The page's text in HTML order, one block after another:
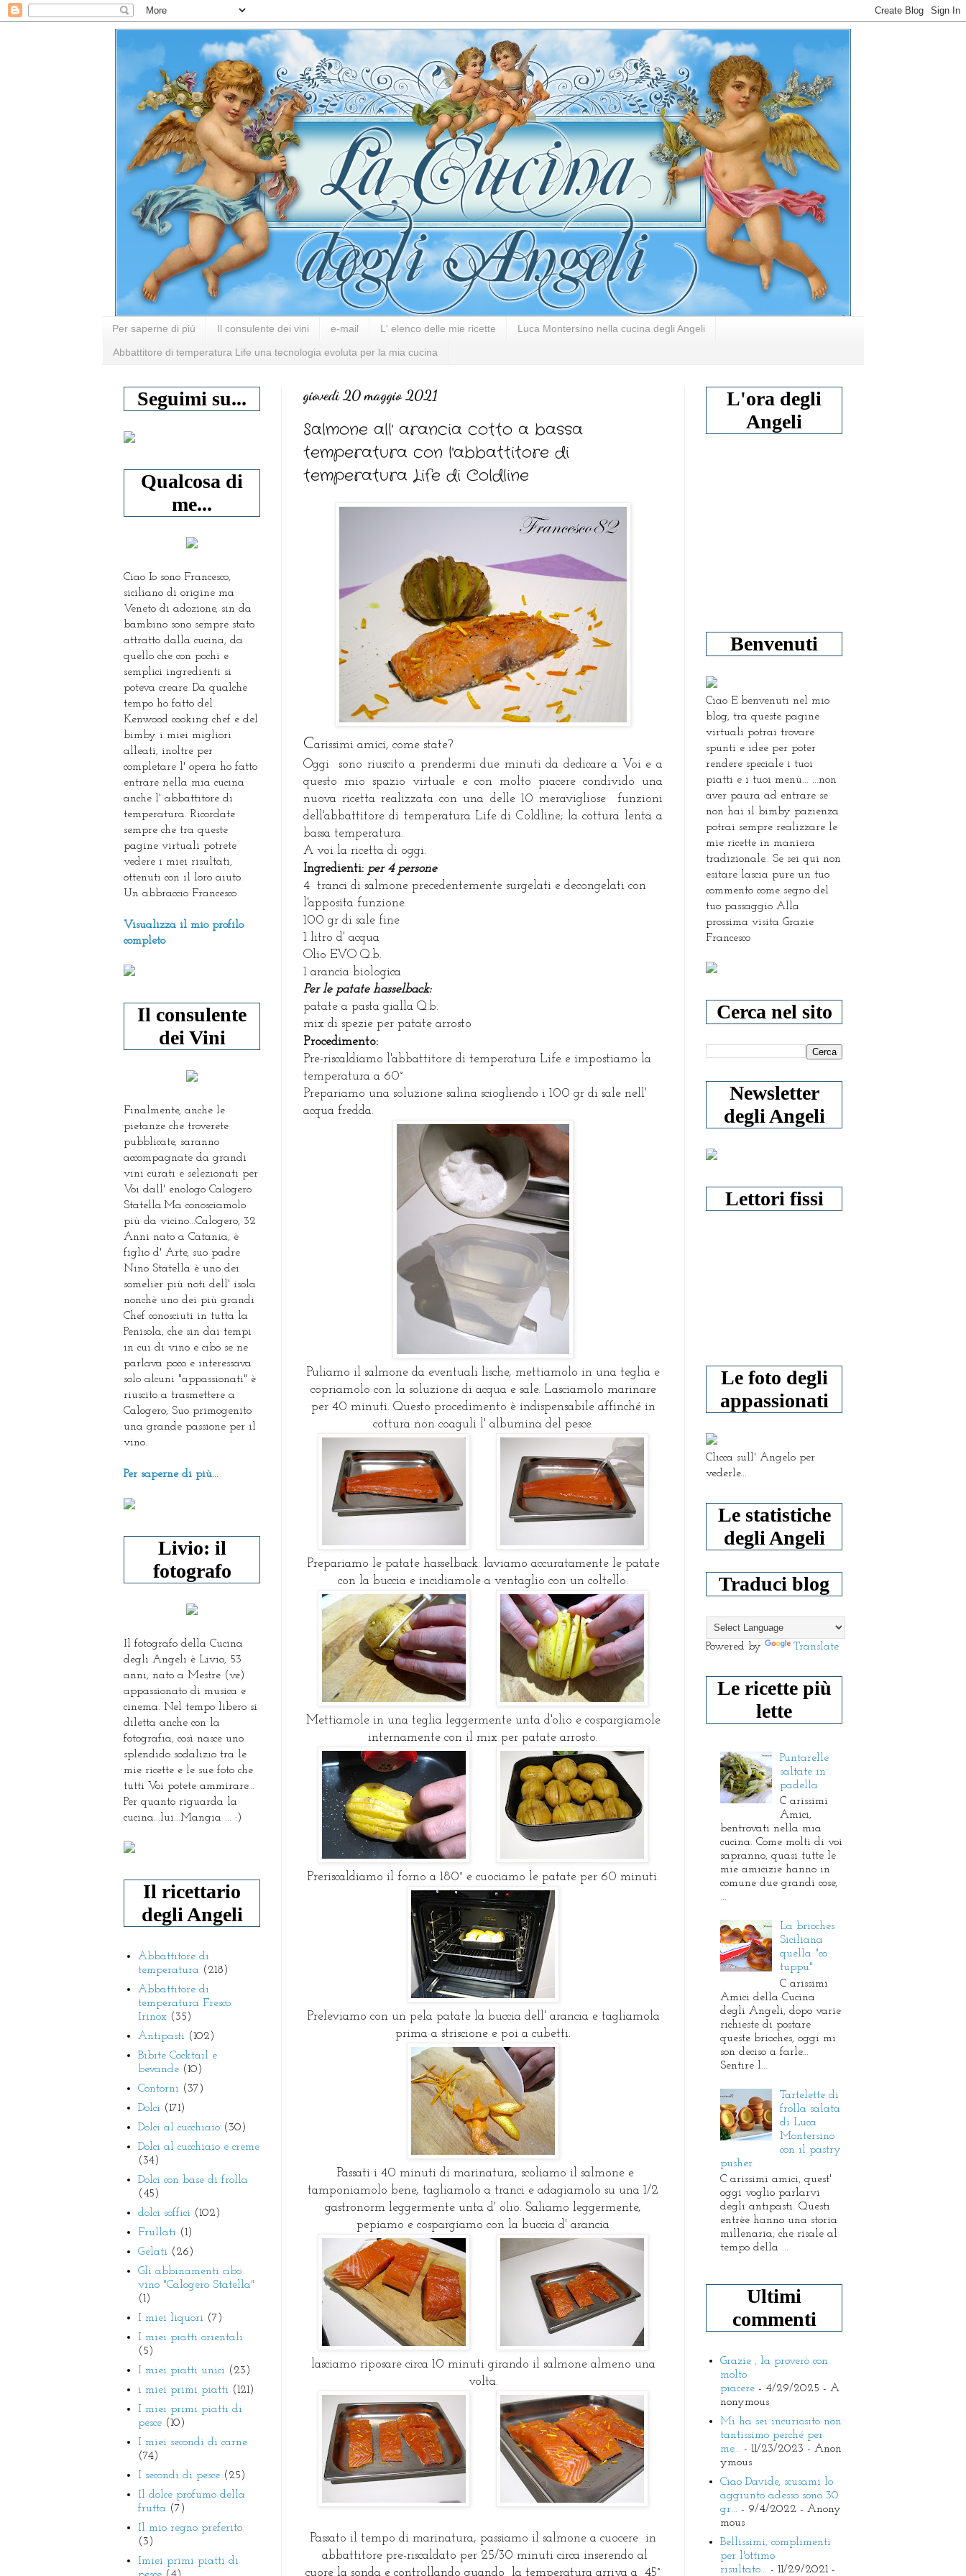
Per saperne di più Il consulente dei vini e-mail L' elenco delle mie ricette Luca Montersino nella cucina degli Angeli
Abbattitore di temperatura Life una tecnologia evoluta per la mia cucina
giovedì 20 maggio 2021
Salmone all' arancia cotto a bassa
temperatura con l'abbattitore di
temperatura Life di Coldline
Carissimi amici, come state?
Oggi sono riuscito a prendermi due minuti da dedicare a Voi e a
questo mio spazio virtuale e con molto piacere condivido una
nuova ricetta realizzata con una delle 10 meravigliose funzioni
dell'abbattitore di temperatura Life di Coldline; la cottura lenta a
bassa temperatura.
A voi la ricetta di oggi.
Ingredienti: per 4 persone
4 tranci di salmone precedentemente surgelati e decongelati con
l'apposita funzione.
100 gr di sale fine
1 litro d' acqua
Olio EVO Q.b.
1 arancia biologica
Per le patate hasselback:
patate a pasta gialla Q.b.
mix di spezie per patate arrosto
Procedimento:
Pre-riscaldiamo l'abbattitore di temperatura Life e impostiamo la
temperatura a 60°
Prepariamo una soluzione salina sciogliendo i 100 gr di sale nell'
acqua fredda.
Puliamo il salmone da eventuali lische, mettiamolo in una teglia e
copriamolo con la soluzione di acqua e sale. Lasciamolo marinare
per 40 minuti. Questo procedimento è indispensabile affinché in
cottura non coaguli l' albumina del pesce.
Prepariamo le patate hasselback: laviamo accuratamente le patate
con la buccia e incidiamole a ventaglio con un coltello.
Mettiamole in una teglia leggermente unta d'olio e cospargiamole
internamente con il mix per patate arrosto.
Preriscaldiamo il forno a 180° e cuociamo le patate per 60 minuti.
Preleviamo con un pela patate la buccia dell' arancia e tagliamola
prima a striscione e poi a cubetti.
Passati i 40 minuti di marinatura, scoliamo il salmone e
tamponiamolo bene, tagliamolo a tranci e adagiamolo su una 1/2
gastronorm leggermente unta d' olio. Saliamo leggermente,
pepiamo e cospargiamo con la buccia d' arancia
lasciamo riposare circa 10 minuti girando il salmone almeno una
volta.
Passato il tempo di marinatura, passiamo il salmone a cuocere in
abbattitore pre-riscaldato per 25/30 minuti circa inserendo al
cuore la sonda e controllando quando la temperatura arriva a 45°
Seguimi su...
Qualcosa di
me...
Ciao Io sono Francesco,
siciliano di origine ma
Veneto di adozione, sin da
bambino sono sempre stato
attratto dalla cucina, da
quello che con pochi e
semplici ingredienti si
poteva creare. Da qualche
tempo ho fatto del
Kenwood cooking chef e del
bimby i miei migliori
alleati, inoltre per
completare l' opera ho fatto
entrare nella mia cucina
anche l' abbattitore di
temperatura. Ricordate
sempre che tra queste
pagine virtuali potrete
vedere i miei risultati,
ottenuti con il loro aiuto.
Un abbraccio Francesco
Visualizza il mio profilo
completo
Il consulente
dei Vini
Finalmente, anche le
pietanze che troverete
pubblicate, saranno
accompagnate da grandi
vini curati e selezionati per
Voi dall' enologo Calogero
Statella.Ma conosciamolo
più da vicino...Calogero, 32
Anni nato a Catania, è
figlio d' Arte, suo padre
Nino Statella è uno dei
somelier più noti dell' isola
nonchè uno dei più grandi
Chef conosciuti in tutta la
Penisola, che sin dai tempi
in cui di vino e cibo se ne
parlava poco e interessava
solo alcuni "appassionati" è
riuscito a trasmettere a
Calogero, Suo primogenito
una grande passione per il
vino.
Per saperne di più...
Livio: il
fotografo
Il fotografo della Cucina
degli Angeli è Livio, 53
anni, nato a Mestre (ve)
appassionato di musica e
cinema. Nel tempo libero si
diletta anche con la
fotografia, così nasce uno
splendido sodalizio tra le
mie ricette e le sue foto che
tutti Voi potete ammirare...
Per quanto riguarda la
cucina...lui...Mangia ... :)
Il ricettario
degli Angeli
Abbattitore di
temperatura (218)
Abbattitore di
temperatura Fresco
Irinox (35)
Antipasti (102)
Bibite Cocktail e
bevande (10)
Contorni (37)
Dolci (171)
Dolci al cucchiaio (30)
Dolci al cucchiaio e creme
(34)
Dolci con base di frolla
(45)
dolci soffici (102)
Frullati (1)
Gelati (26)
Gli abbinamenti cibo
vino "Calogero Statella"
(1)
I miei liquori (7)
I miei piatti orientali
(5)
I miei piatti unici (23)
i miei primi piatti (121)
I miei primi piatti di
pesce (10)
I miei secondi di carne
(74)
I secondi di pesce (25)
Il dolce profumo della
frutta (7)
Il mio regno preferito
(3)
Imiei primi piatti di
L'ora degli
Angeli
Benvenuti
Ciao E benvenuti nel mio
blog, tra queste pagine
virtuali potrai trovare
spunti e idee per poter
rendere speciale i tuoi
piatti e i tuoi menù... ...non
aver paura ad entrare se
non hai il bimby pazienza
potrai sempre realizzare le
mie ricette in maniera
tradizionale.. Se sei qui non
esitare lascia pure un tuo
commento come segno del
tuo passaggio Alla
prossima visita Grazie
Francesco
Cerca nel sito
Newsletter
degli Angeli
Lettori fissi
Le foto degli
appassionati
Clicca sull' Angelo per
vederle...
Le statistiche
degli Angeli
Traduci blog
Powered by Translate
Le ricette più
lette
Puntarelle
saltate in
padella
C arissimi
Amici,
bentrovati nella mia
cucina. Come molti di voi
sapranno, quasi tutte le
mie amicizie hanno in
comune due grandi cose,
...
La brioches
Siciliana
quella "co
tuppu"
C arissimi
Amici della Cucina
degli Angeli, dopo varie
richieste di postare
queste brioches, oggi mi
son deciso a farle...
Sentire l...
Tartelette di
frolla salata
di Luca
Montersino
con il pastry
pusher
C arissimi amici, quest'
oggi voglio parlarvi
degli antipasti. Questi
entrèe hanno una storia
millenaria, che risale al
tempo della ...
Ultimi
commenti
Grazie , la proverò con
molto
piacere - 4/29/2025 - A
nonymous
Mi ha sei incuriosito non
tantissimo perché per
me... - 11/23/2023 - Anon
ymous
Ciao Davide, scusami lo
aggiunto adesso sono 30
gr... - 9/4/2022 - Anony
mous
Bellissimi, complimenti
per l'ottimo
risultato... - 11/29/2021-